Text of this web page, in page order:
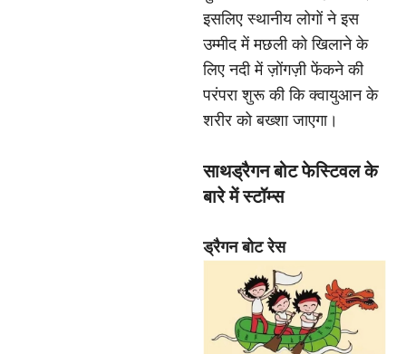
इसलिए स्थानीय लोगों ने इस
उम्मीद में मछली को खिलाने के
लिए नदी में ज़ोंगज़ी फेंकने की
परंपरा शुरू की कि क्वायुआन के
शरीर को बख्शा जाएगा।
साथड्रैगन बोट फेस्टिवल के
बारे में स्टॉम्स
ड्रैगन बोट रेस